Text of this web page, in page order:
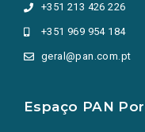
+351 213 426 226
+351 969 954 184
geral@pan.com.pt
Espaço PAN